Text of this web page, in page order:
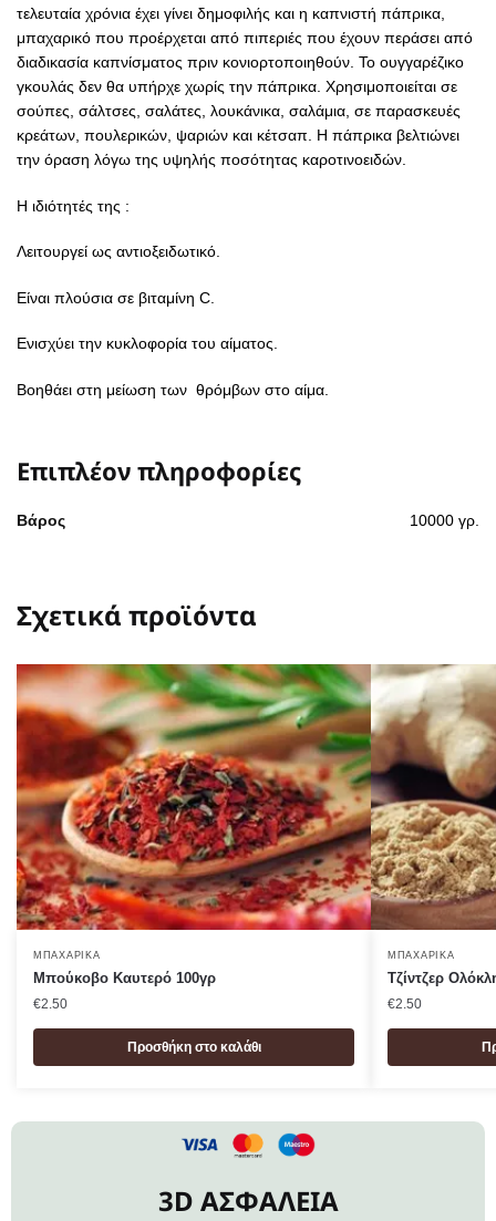
τελευταία χρόνια έχει γίνει δημοφιλής και η καπνιστή πάπρικα,
μπαχαρικό που προέρχεται από πιπεριές που έχουν περάσει από
διαδικασία καπνίσματος πριν κονιορτοποιηθούν. Το ουγγαρέζικο
γκουλάς δεν θα υπήρχε χωρίς την πάπρικα. Χρησιμοποιείται σε
σούπες, σάλτσες, σαλάτες, λουκάνικα, σαλάμια, σε παρασκευές
κρεάτων, πουλερικών, ψαριών και κέτσαπ. Η πάπρικα βελτιώνει
την όραση λόγω της υψηλής ποσότητας καροτινοειδών.
Η ιδιότητές της :
Λειτουργεί ως αντιοξειδωτικό.
Είναι πλούσια σε βιταμίνη C.
Ενισχύει την κυκλοφορία του αίματος.
Βοηθάει στη μείωση των θρόμβων στο αίμα.
Επιπλέον πληροφορίες
Βάρος 10000 γρ.
Σχετικά προϊόντα
ΜΠΑΧΑΡΙΚΆ
Μπούκοβο Καυτερό 100γρ
€2.50
Προσθήκη στο καλάθι
ΜΠΑΧΑΡΙΚΆ
Τζίντζερ
€2.50
3D ΑΣΦΑΛΕΙΑ